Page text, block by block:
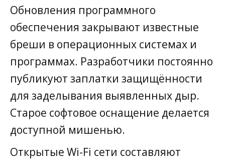
Обновления программного
обеспечения закрывают известные
бреши в операционных системах и
программах. Разработчики постоянно
публикуют заплатки защищённости
для заделывания выявленных дыр.
Старое софтовое оснащение делается
доступной мишенью.
Открытые Wi-Fi сети составляют